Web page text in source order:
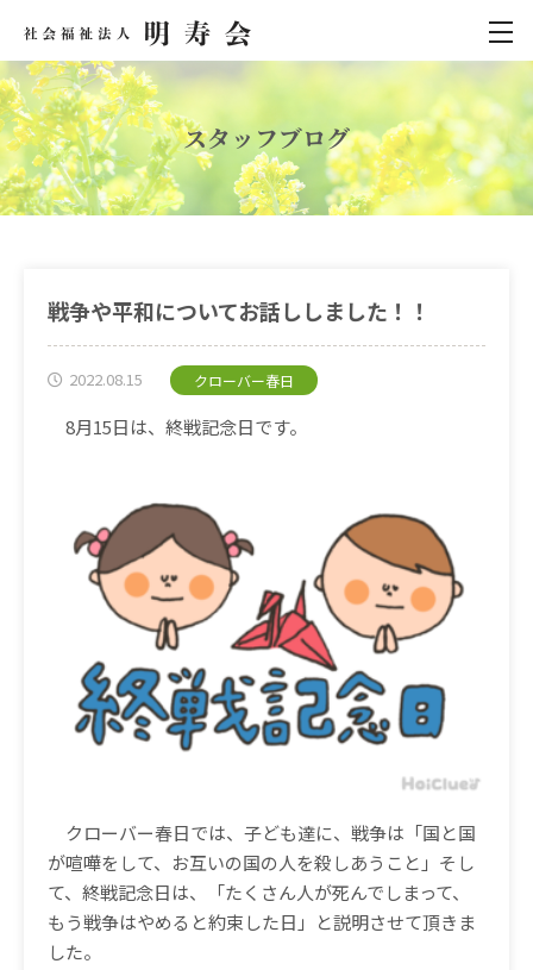
スタッフブログ
戦争や平和についてお話ししました！！
2022.08.15 クローバー春日
8月15日は、終戦記念日です。
クローバー春日では、子ども達に、戦争は「国と国
が喧嘩をして、お互いの国の人を殺しあうこと」そし
て、終戦記念日は、「たくさん人が死んでしまって、
もう戦争はやめると約束した日」と説明させて頂きま
した。